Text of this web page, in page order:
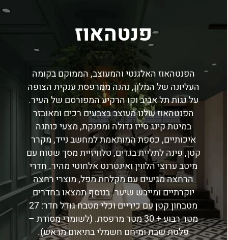
פנטהאוז
הפנטהאוז האלגנטי והמעוצב, הממוקם בקומה
העליונה של המלון, נהנה ממרפסת ענקית הצופה
על גגות תל אביב וקו הרקיע המפורסם של העיר.
הפנטהאוז שלנו מעוצב בצבעים רכים ומאובזר
במיטת קינג סייז גדולה ומפנקת, מצעי כותנה
איכותיים, כספת המותאמת למחשב נייד, מקרר
קטן, פינה לתליית בגדים, טלוויזיית מסך שטוח עם
מיטב ערוצי הלווין ואינטרנט אלחוטי מהיר. חדרי
הרחצה מגיעים עם מקלחת מפל, מוצרי רחצה
יוקרתיים ומייבש שיער. בנוסף תמצאו בחדרים
מטבחון קטן עם כיריים וכלי מטבח גודל חדר: 27
מטר רבוע + 30 מטר מרפסת. (לשומרי מסורת –
פלטת שבת ומיחם חשמלי בתיאום מראש).